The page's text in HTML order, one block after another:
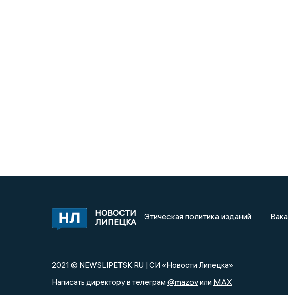
НОВОСТИ
ЛИПЕЦКА
Этическая политика изданий
2021 © NEWSLIPETSK.RU | СИ «Новости Липецка»
Написать директору в телеграм @mazovили MAX